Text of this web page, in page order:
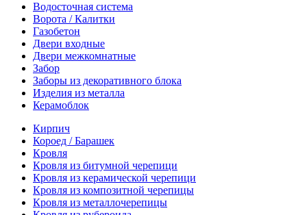
Водосточная система
Ворота / Калитки
Газобетон
Двери входные
Двери межкомнатные
Забор
Заборы из декоративного блока
Изделия из металла
Керамоблок
Кирпич
Короед / Барашек
Кровля
Кровля из битумной черепици
Кровля из керамической черепици
Кровля из композитной черепицы
Кровля из металлочерепицы